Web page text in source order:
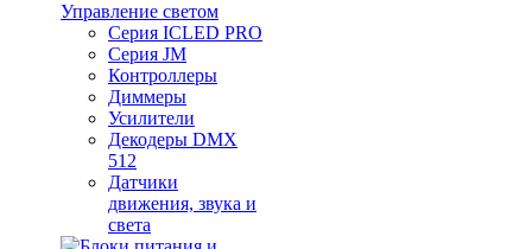
Управление светом
Серия ICLED PRO
Серия JM
Контроллеры
Диммеры
Усилители
Декодеры DMX
512
Датчики
движения, звука и
света